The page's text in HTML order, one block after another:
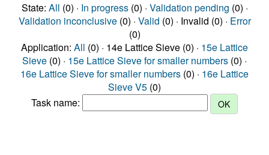
State: All (0) · In progress(0) · Validation pending (0) ·
Validation inconclusive(0) · Valid (0) · Invalid (0) · Error
(0)
Application: All (0) · 14e Lattice Sieve (0) · 15e Lattice
Sieve (0) · 15e Lattice Sieve for smaller numbers (0) ·
16e Lattice Sieve for smaller numbers (0) · 16e Lattice
Sieve V5 (0)
Task name: